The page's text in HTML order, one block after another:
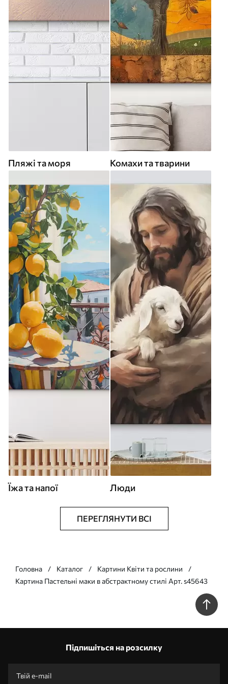
Пляжі та моря Комахи та тварини
Їжа та напої Люди
ПЕРЕГЛЯНУТИ ВСІ
Головна Каталог
Картини Квіти та рослини
Картина Пастельні маки в абстрактному стилі Арт. s45643
Підпишіться на розсилку